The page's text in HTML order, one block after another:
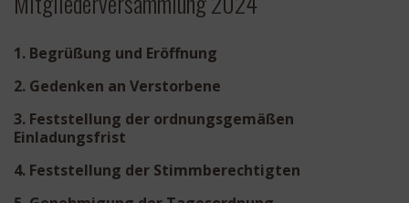
1. Begrüßung und Eröffnung
2. Gedenken an Verstorbene
3. Feststellung der ordnungsgemäßen
Einladungsfrist
4. Feststellung der Stimmberechtigten